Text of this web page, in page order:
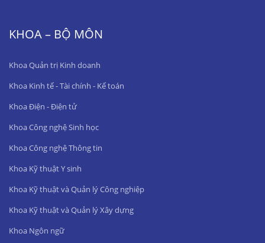
KHOA – BỘ MÔN
Khoa Quản trị Kinh doanh
Khoa Kinh tế - Tài chính - Kế toán
Khoa Điện - Điện tử
Khoa Công nghệ Sinh học
Khoa Công nghệ Thông tin
Khoa Kỹ thuật Y sinh
Khoa Kỹ thuật và Quản lý Công nghiệp
Khoa Kỹ thuật và Quản lý Xây dựng
Khoa Ngôn ngữ